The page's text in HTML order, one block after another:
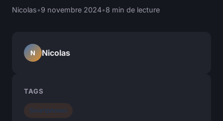
Nicolas•9 novembre 2024•8 min de lecture
N Nicolas
TAGS
Smartphones